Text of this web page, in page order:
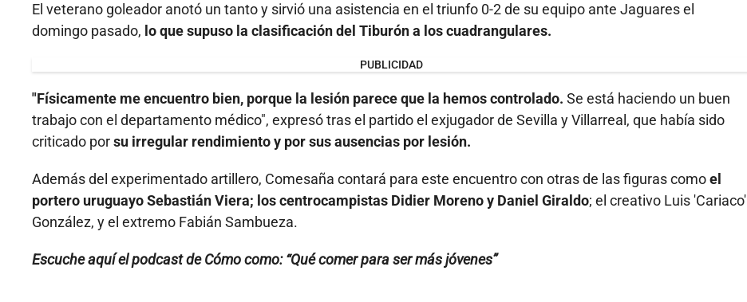
El veterano goleador anotó un tanto y sirvió una asistencia en el triunfo 0-2 de su equipo ante Jaguares el
domingo pasado, lo que supuso la clasificación del Tiburón a los cuadrangulares.
PUBLICIDAD
"Físicamente me encuentro bien, porque la lesión parece que la hemos controlado. Se está haciendo un buen
trabajo con el departamento médico", expresó tras el partido el exjugador de Sevilla y Villarreal, que había sido
criticado porsu irregular rendimiento y por sus ausencias por lesión.
Además del experimentado artillero, Comesaña contará para este encuentro con otras de las figuras comoel
portero uruguayo Sebastián Viera; los centrocampistas Didier Moreno y Daniel Giraldo; el creativo Luis 'Cariaco'
González, y el extremo Fabián Sambueza.
Escuche aquí el podcast de Cómo como: “Qué comer para ser más jóvenes”